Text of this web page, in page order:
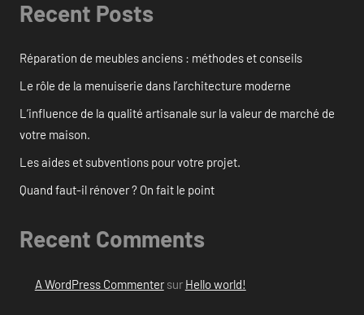
Recent Posts
Réparation de meubles anciens : méthodes et conseils
Le rôle de la menuiserie dans l’architecture moderne
L’influence de la qualité artisanale sur la valeur de marché de
votre maison.
Les aides et subventions pour votre projet.
Quand faut-il rénover ? On fait le point
Recent Comments
A WordPress Commentersur Hello world!